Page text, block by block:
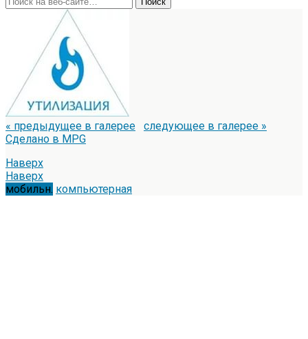
« предыдущее в галерее
следующее в галерее »
Сделано в MPG
Наверх
Наверх
мобильн. компьютерная